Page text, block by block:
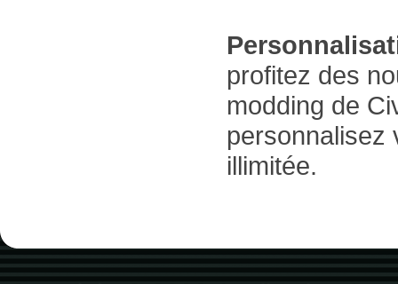
profitez des
modding de
personnalisez
illimitée.